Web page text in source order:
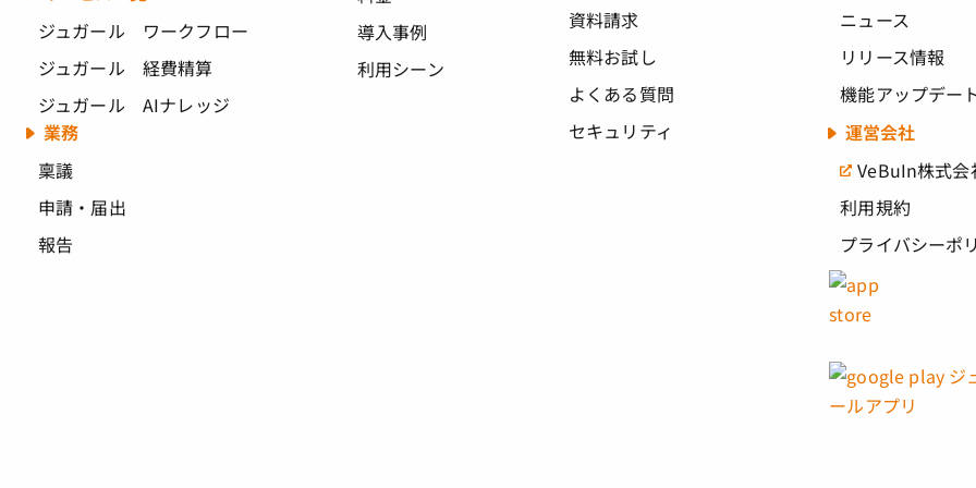
ジュガール ワークフロー
ジュガール 経費精算
ジュガール AIナレッジ
業務
稟議
申請・届出
報告
導入事例
利用シーン
資料請求
無料お試し
よくある質問
セキュリティ
ニュース
リリース情報
機能アップデー
運営会社
VeBuIn株式会
利用規約
プライバシーポ